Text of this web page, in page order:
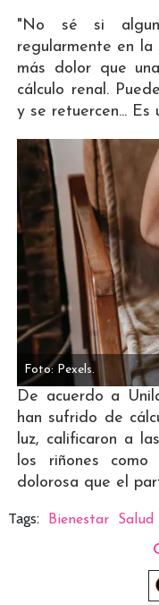
"No sé si
regularmente en
más dolor que
cálculo renal.
y se retuercen... Es
Foto: Pexels.
De acuerdo a
han sufrido de
luz, calificaron a
los riñones
dolorosa que el
Tags: Bienestar Salud